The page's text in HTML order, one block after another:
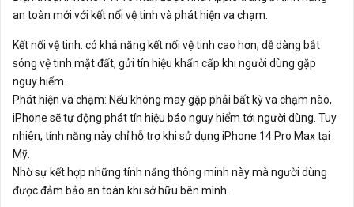
an toàn mới với kết nối vệ tinh và phát hiện va chạm.
Kết nối vệ tinh: có khả năng kết nối vệ tinh cao hơn, dễ dàng bắt
sóng vệ tinh mặt đất, gửi tín hiệu khẩn cấp khi người dùng gặp
nguy hiểm.
Phát hiện va chạm: Nếu không may gặp phải bất kỳ va chạm nào,
iPhone sẽ tự động phát tín hiệu báo nguy hiểm tới người dùng. Tuy
nhiên, tính năng này chỉ hỗ trợ khi sử dụng iPhone 14 Pro Max tại
Mỹ.
Nhờ sự kết hợp những tính năng thông minh này mà người dùng
được đảm bảo an toàn khi sở hữu bên mình.